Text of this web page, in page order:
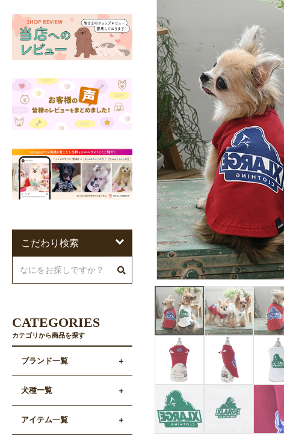
こだわり検索
CATEGORIES
カテゴリから商品を探す
ブランド一覧
犬種一覧
アイテム一覧